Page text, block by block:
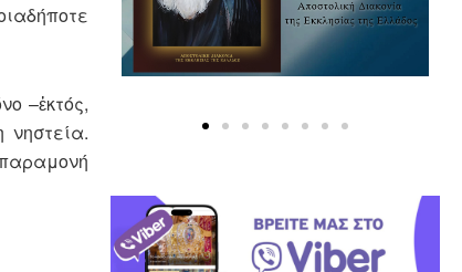
–ἐκτός,